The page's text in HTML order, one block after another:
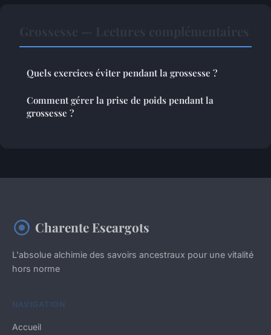
Quels exercices éviter pendant la grossesse ?
Comment gérer la prise de poids pendant la
grossesse ?
Charente Escargots
L'absolue alchimie des savoirs ancestraux pour une vitalité
hors norme
NAVIGATION
Accueil